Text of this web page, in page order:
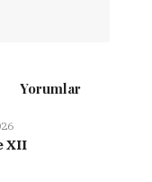
Yorumlar
XII